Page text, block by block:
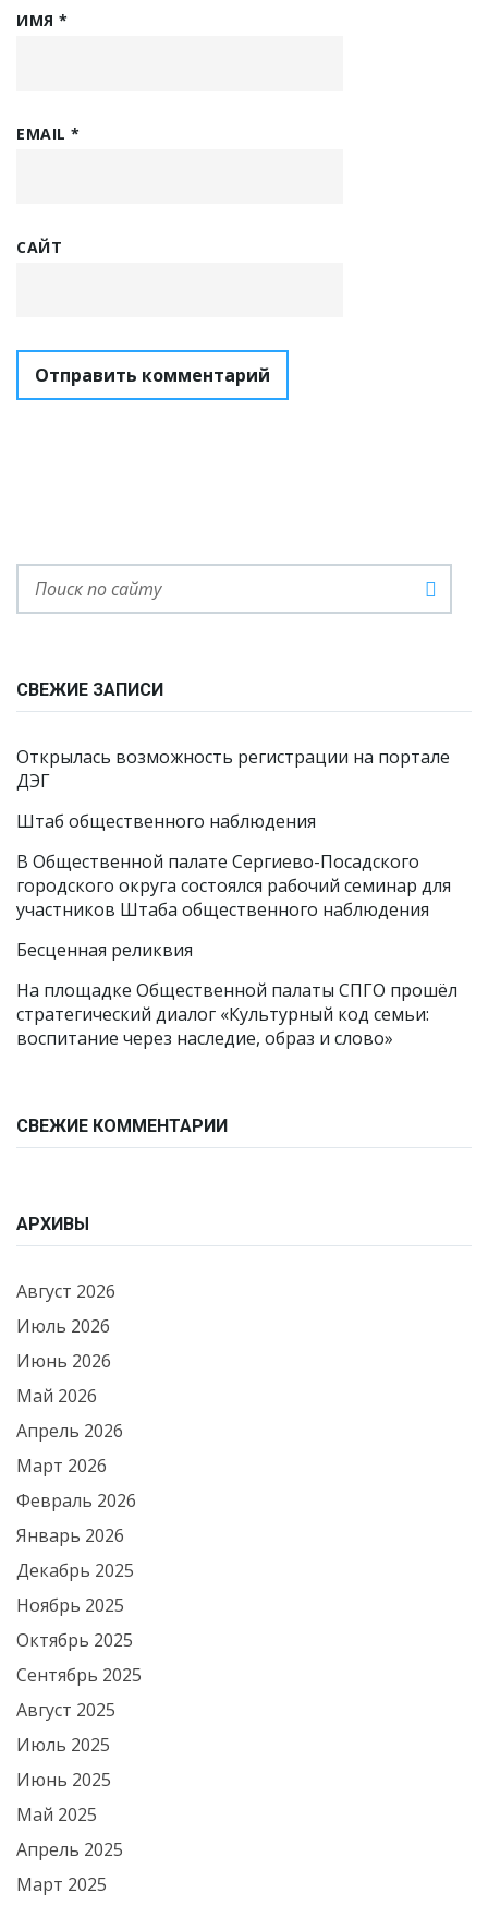
ИМЯ*
EMAIL*
САЙТ
СВЕЖИЕ ЗАПИСИ
Открылась возможность регистрации на портале
ДЭГ
Штаб общественного наблюдения
В Общественной палате Сергиево-Посадского
городского округа состоялся рабочий семинар для
участников Штаба общественного наблюдения
Бесценная реликвия
На площадке Общественной палаты СПГО прошёл
стратегический диалог «Культурный код семьи:
воспитание через наследие, образ и слово»
СВЕЖИЕ КОММЕНТАРИИ
АРХИВЫ
Август 2026
Июль 2026
Июнь 2026
Май 2026
Апрель 2026
Март 2026
Февраль 2026
Январь 2026
Декабрь 2025
Ноябрь 2025
Октябрь 2025
Сентябрь 2025
Август 2025
Июль 2025
Июнь 2025
Май 2025
Апрель 2025
Март 2025